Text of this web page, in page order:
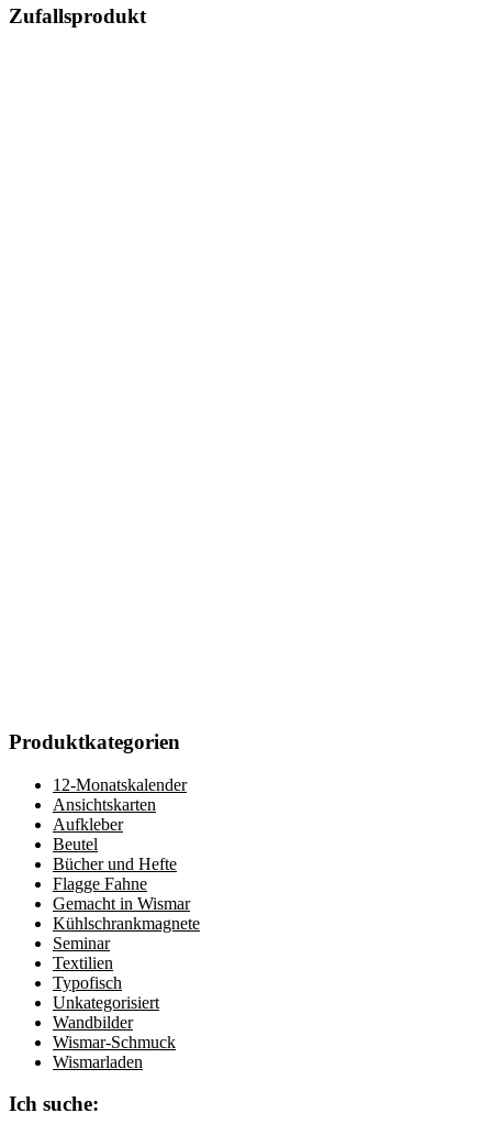
Zufallsprodukt
Produktkategorien
12-Monatskalender
Ansichtskarten
Aufkleber
Beutel
Bücher und Hefte
Flagge Fahne
Gemacht in Wismar
Kühlschrankmagnete
Seminar
Textilien
Typofisch
Unkategorisiert
Wandbilder
Wismar-Schmuck
Wismarladen
Ich suche: